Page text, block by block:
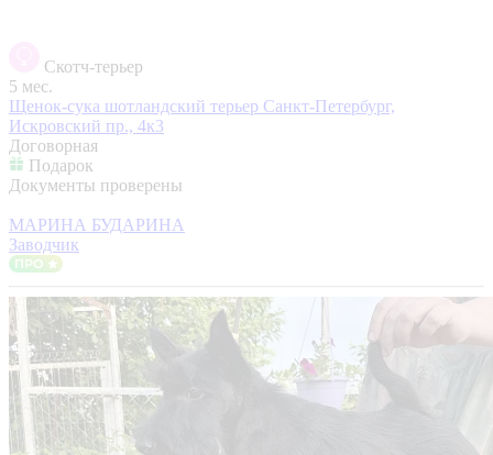
Скотч-терьер
5 мес.
Щенок-сука шотландский терьер Санкт-Петербург,
Искровский пр., 4к3
Договорная
Подарок
Документы проверены
МАРИНА БУДАРИНА
Заводчик